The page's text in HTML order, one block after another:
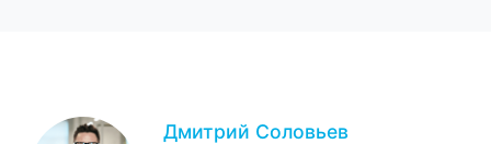
Дмитрий Соловьев